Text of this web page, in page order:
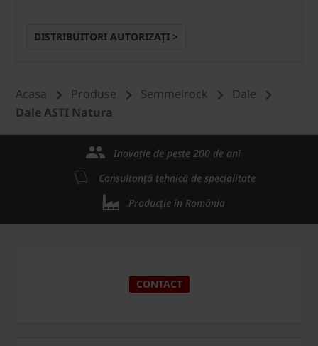
DISTRIBUITORI AUTORIZAȚI >
Acasa Produse Semmelrock
Dale
Dale ASTI Natura
Inovație de peste 200 de ani
Consultanță tehnică de specialitate
Producție în România
CONTACT